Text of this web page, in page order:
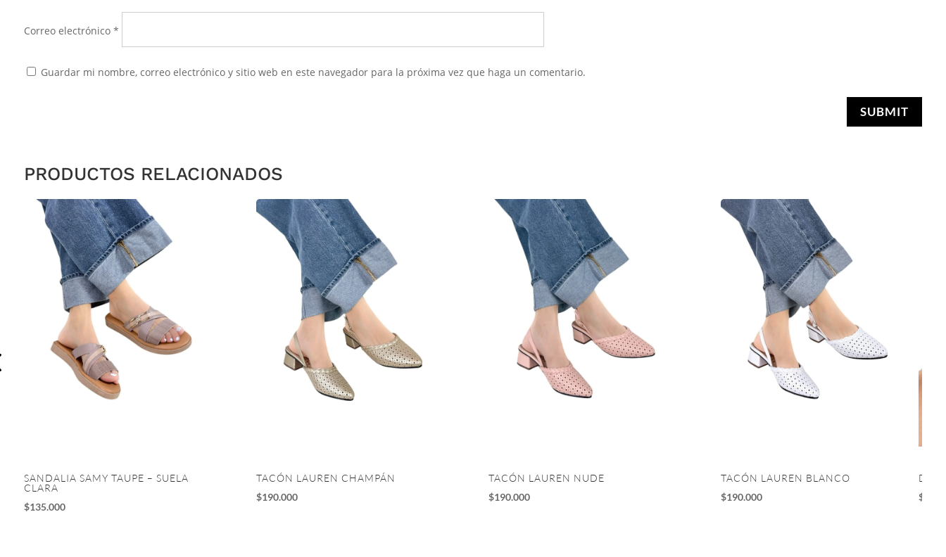
Correo electrónico *
Guardar mi nombre, correo electrónico y sitio web en este navegador para la próxima vez que haga un comentario.
SUBMIT
PRODUCTOS RELACIONADOS
SANDALIA SAMY TAUPE – SUELA
CLARA
$135.000
TACÓN LAUREN CHAMPÁN
$190.000
TACÓN LAUREN NUDE
$190.000
TACÓN LAUREN BLANCO
$190.000
$